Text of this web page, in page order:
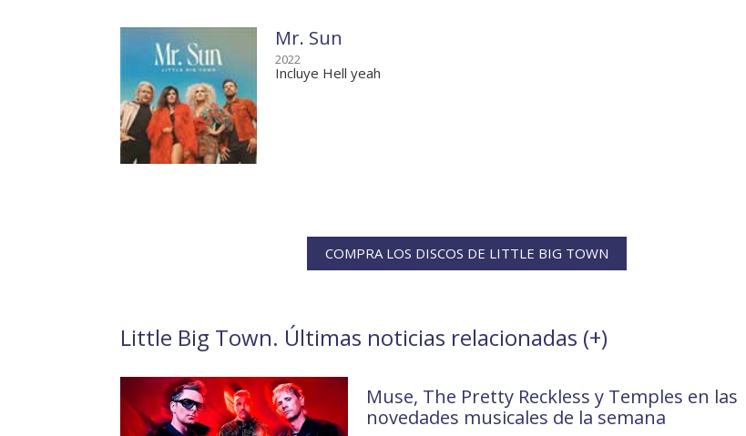
Mr. Sun
2022
Incluye Hell yeah
COMPRA LOS DISCOS DE LITTLE BIG TOWN
Little Big Town. Últimas noticias relacionadas (+)
Muse, The Pretty Reckless y Temples en las
novedades musicales de la semana